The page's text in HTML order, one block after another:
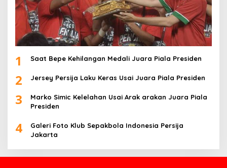
1 Saat Bepe Kehilangan Medali Juara Piala Presiden
2 Jersey Persija Laku Keras Usai Juara Piala Presiden
3
Marko Simic Kelelahan Usai Arak arakan Juara Piala
Presiden
4
Galeri Foto Klub Sepakbola Indonesia Persija
Jakarta